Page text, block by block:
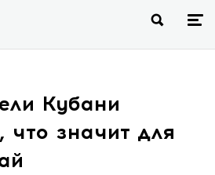
Кубани
что значит для